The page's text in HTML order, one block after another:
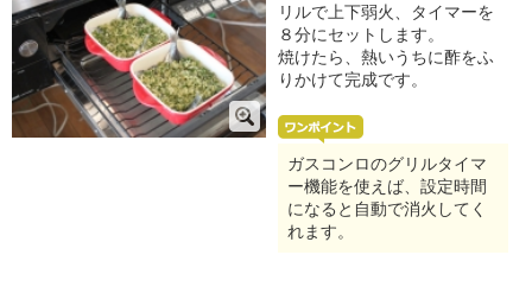
リルで上下弱火、タイマーを
８分にセットします。
焼けたら、熱いうちに酢をふ
りかけて完成です。
ガスコンロのグリルタイマ
ー機能を使えば、設定時間
になると自動で消火してく
れます。